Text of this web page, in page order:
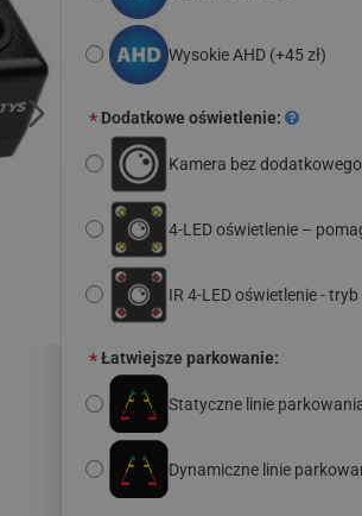
Wysokie AHD (+45 zł)
Dodatkowe oświetlenie:
Kamera bez
4-LED oświetlenie –
IR 4-LED oświetlenie -
Łatwiejsze parkowanie:
Statyczne linie
Dynamiczne linie